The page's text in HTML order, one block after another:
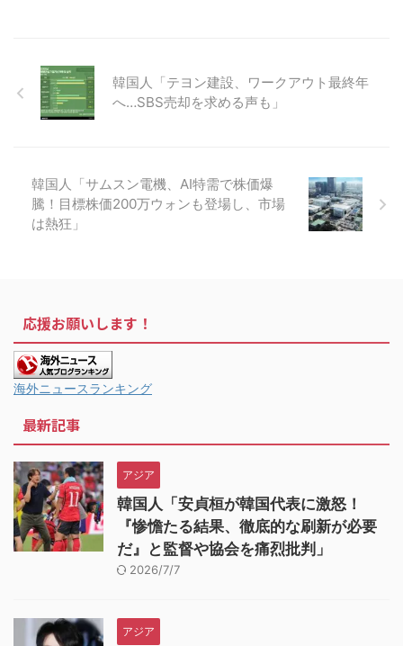
韓国人「テヨン建設、ワークアウト最終年
へ…SBS売却を求める声も」
韓国人「サムスン電機、AI特需で株価爆
騰！目標株価200万ウォンも登場し、市場
は熱狂」
応援お願いします！
海外ニュースランキング
最新記事
アジア
韓国人「安貞桓が韓国代表に激怒！
『惨憺たる結果、徹底的な刷新が必要
だ』と監督や協会を痛烈批判」
2026/7/7
アジア